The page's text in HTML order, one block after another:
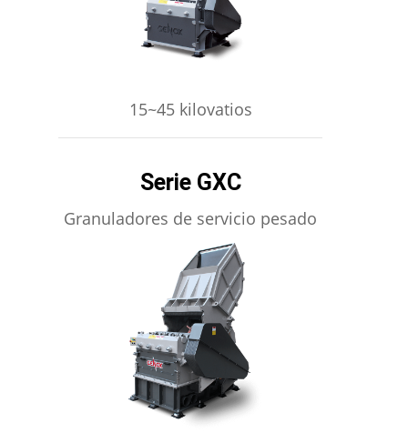
15~45 kilovatios
Serie GXC
Granuladores de servicio pesado
APRENDE MÁS